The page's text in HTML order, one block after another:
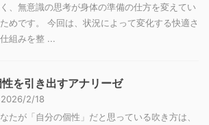
、無意識の思考が身体の準備の仕方を変えてい
めです。 今回は、状況によって変化する快適さ
組みを整 ...
を引き出すアナリーゼ
2026/2/18
たが「自分の個性」だと思っている吹き方は、